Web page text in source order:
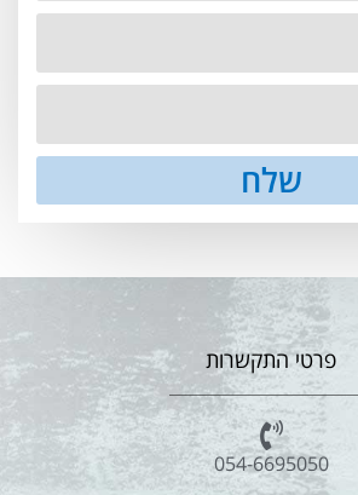
שלח
פרטי התקשרות
054-6695050